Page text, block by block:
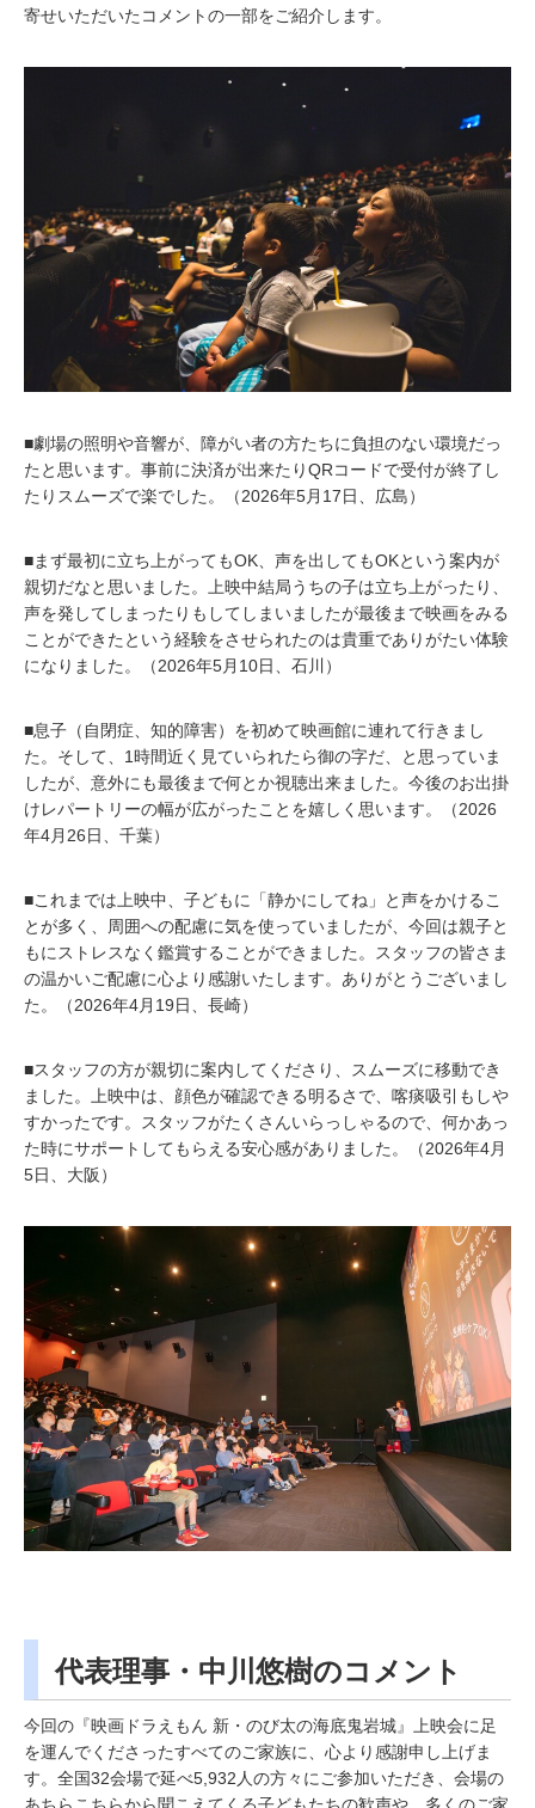
寄せいただいたコメントの一部をご紹介します。
■劇場の照明や音響が、障がい者の方たちに負担のない環境だっ
たと思います。事前に決済が出来たりQRコードで受付が終了し
たりスムーズで楽でした。（2026年5月17日、広島）
■まず最初に立ち上がってもOK、声を出してもOKという案内が
親切だなと思いました。上映中結局うちの子は立ち上がったり、
声を発してしまったりもしてしまいましたが最後まで映画をみる
ことができたという経験をさせられたのは貴重でありがたい体験
になりました。（2026年5月10日、石川）
■息子（自閉症、知的障害）を初めて映画館に連れて行きまし
た。そして、1時間近く見ていられたら御の字だ、と思っていま
したが、意外にも最後まで何とか視聴出来ました。今後のお出掛
けレパートリーの幅が広がったことを嬉しく思います。（2026
年4月26日、千葉）
■これまでは上映中、子どもに「静かにしてね」と声をかけるこ
とが多く、周囲への配慮に気を使っていましたが、今回は親子と
もにストレスなく鑑賞することができました。スタッフの皆さま
の温かいご配慮に心より感謝いたします。ありがとうございまし
た。（2026年4月19日、長崎）
■スタッフの方が親切に案内してくださり、スムーズに移動でき
ました。上映中は、顔色が確認できる明るさで、喀痰吸引もしや
すかったです。スタッフがたくさんいらっしゃるので、何かあっ
た時にサポートしてもらえる安心感がありました。（2026年4月
5日、大阪）
代表理事・中川悠樹のコメント
今回の『映画ドラえもん 新・のび太の海底鬼岩城』上映会に足
を運んでくださったすべてのご家族に、心より感謝申し上げま
す。全国32会場で延べ5,932人の方々にご参加いただき、会場の